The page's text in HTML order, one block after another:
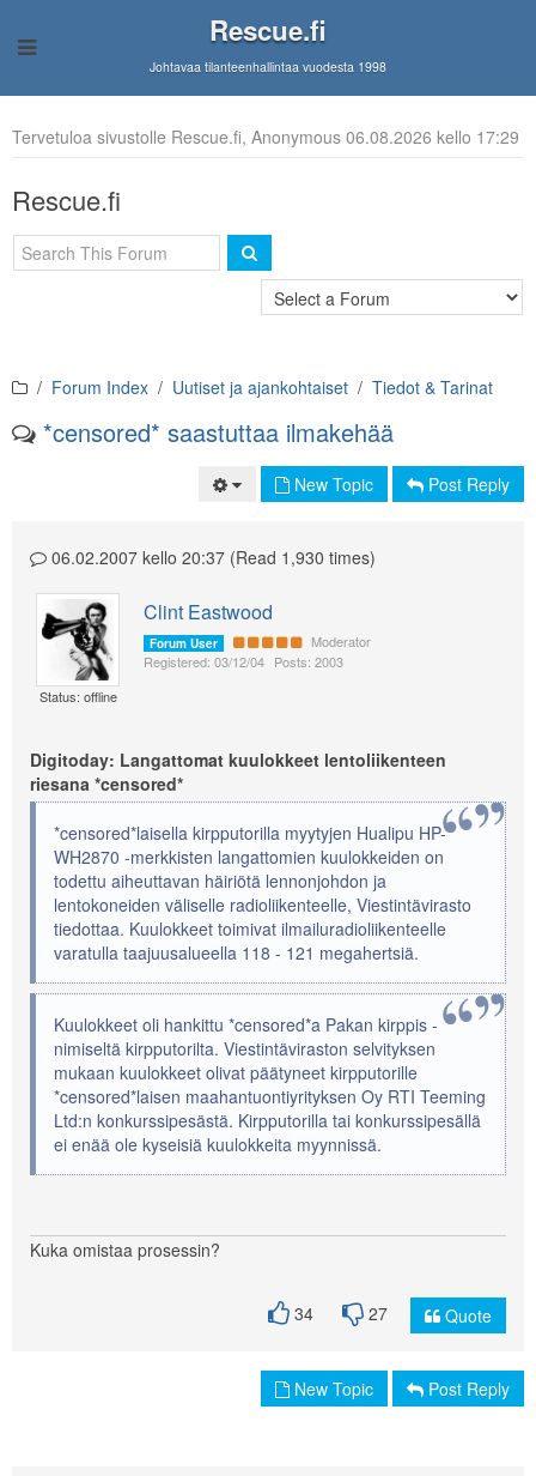
Rescue.fi
Johtavaa tilanteenhallintaa vuodesta 1998
Tervetuloa sivustolle Rescue.fi, Anonymous 06.08.2026 kello 17:29
Rescue.fi
Forum Index Uutiset ja ajankohtaiset Tiedot & Tarinat
*censored* saastuttaa ilmakehää
New Topic Post Reply
06.02.2007 kello 20:37 (Read 1,930 times)
Status: offline
Clint Eastwood
Forum User
Moderator
Registered: 03/12/04 Posts: 2003
Digitoday: Langattomat kuulokkeet lentoliikenteen
riesana *censored*
*censored*laisella kirpputorilla myytyjen Hualipu HP-
WH2870 -merkkisten langattomien kuulokkeiden on
todettu aiheuttavan häiriötä lennonjohdon ja
lentokoneiden väliselle radioliikenteelle, Viestintävirasto
tiedottaa. Kuulokkeet toimivat ilmailuradioliikenteelle
varatulla taajuusalueella 118 - 121 megahertsiä.
Kuulokkeet oli hankittu *censored*a Pakan kirppis -
nimiseltä kirpputorilta. Viestintäviraston selvityksen
mukaan kuulokkeet olivat päätyneet kirpputorille
*censored*laisen maahantuontiyrityksen Oy RTI Teeming
Ltd:n konkurssipesästä. Kirpputorilla tai konkurssipesällä
ei enää ole kyseisiä kuulokkeita myynnissä.
Kuka omistaa prosessin?
34 27 Quote
New Topic Post Reply